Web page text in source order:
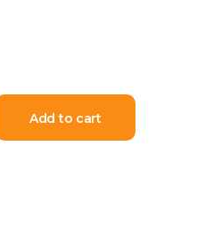
Add to cart